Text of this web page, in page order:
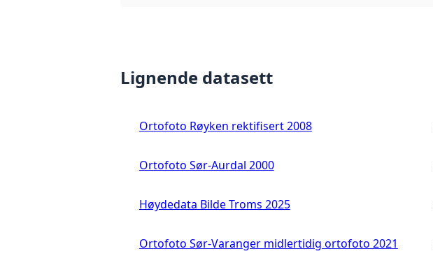
Lignende datasett
Ortofoto Røyken rektifisert 2008
Ortofoto Sør-Aurdal 2000
Høydedata Bilde Troms 2025
Ortofoto Sør-Varanger midlertidig ortofoto 2021